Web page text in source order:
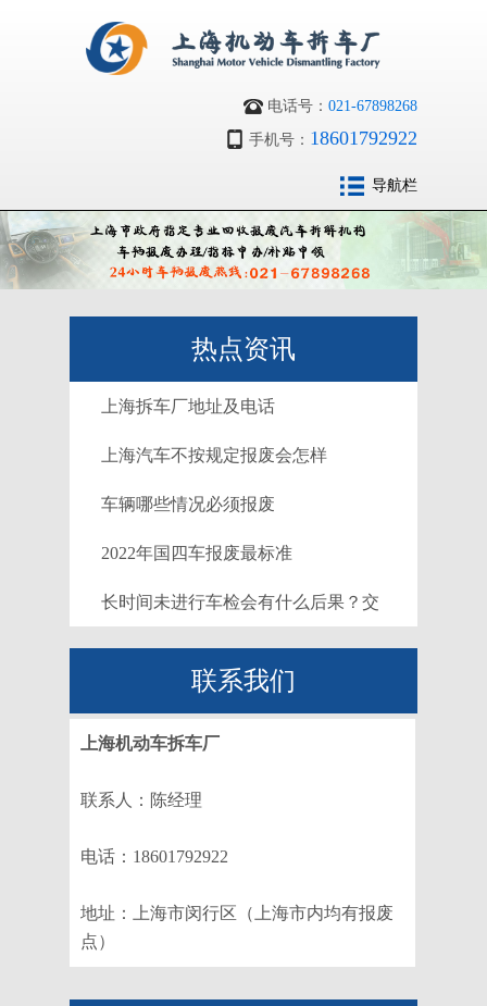
电话号： 021-67898268
手机号： 18601792922
导航栏
热点资讯
上海拆车厂地址及电话
上海汽车不按规定报废会怎样
车辆哪些情况必须报废
2022年国四车报废最标准
长时间未进行车检会有什么后果？交
警：车辆报废
联系我们
上海机动车拆车厂
联系人：陈经理
电话：18601792922
地址：上海市闵行区（上海市内均有报废
点）